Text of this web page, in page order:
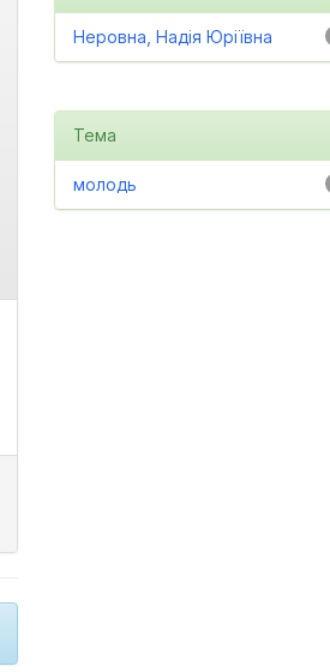
Неровна, Надія Юріївна
Тема
молодь